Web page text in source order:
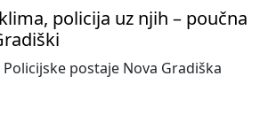
policija uz njih – poučna
postaje Nova Gradiška